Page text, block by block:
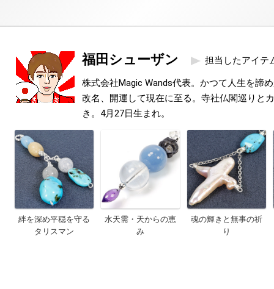
福田シューザン 担当したアイテ
株式会社Magic Wands代表。かつて人生を諦
改名、開運して現在に至る。寺社仏閣巡りと
き。4月27日生まれ。
絆を深め平穏を守る
タリスマン
水天需・天からの恵
み
魂の輝きと無事の祈
り